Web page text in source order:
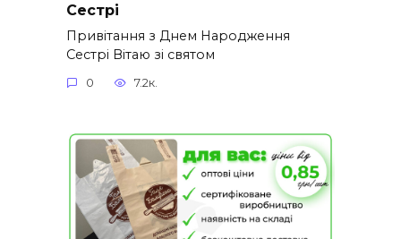
Сестрі
Привітання з Днем Народження
Сестрі Вітаю зі святом
0 7.2к.